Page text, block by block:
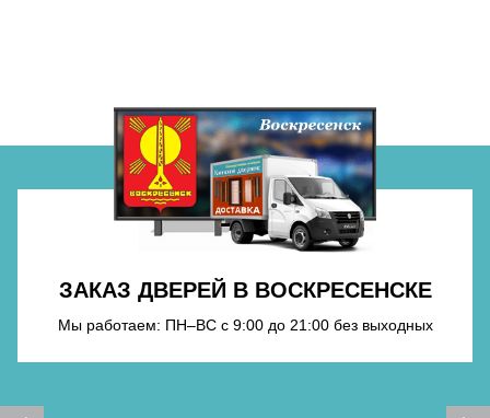
ЗАКАЗ ДВЕРЕЙ В ВОСКРЕСЕНСКЕ
Мы работаем: ПН–ВС с 9:00 до 21:00 без выходных